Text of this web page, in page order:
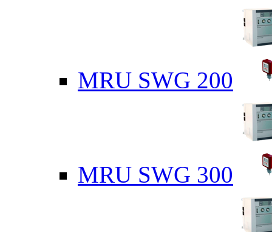
MRU SWG 200
MRU SWG 300